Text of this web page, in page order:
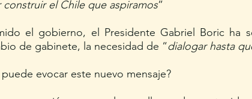
el Chile que aspiramos”
el gobierno, el Presidente Gabriel Boric ha
de gabinete, la necesidad de “dialogar hasta
evocar este nuevo mensaje?